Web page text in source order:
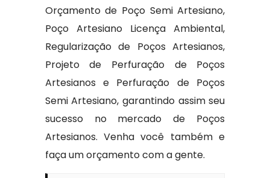
Orçamento de Poço Semi Artesiano,
Poço Artesiano Licença Ambiental,
Regularização de Poços Artesianos,
Projeto de Perfuração de Poços
Artesianos e Perfuração de Poços
Semi Artesiano, garantindo assim seu
sucesso no mercado de Poços
Artesianos. Venha você também e
faça um orçamento com a gente.